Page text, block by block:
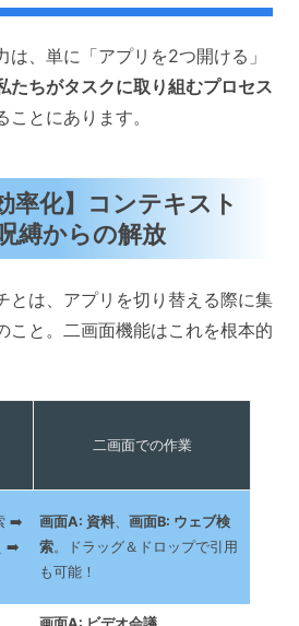
、単に「アプリを2つ開ける」
たちがタスクに取り組むプロセス
ことにあります。
率化】コンテキスト
縛からの解放
とは、アプリを切り替える際に集
こと。二画面機能はこれを根本的
二画面での作業
➡️
➡️
画面A: 資料、 画面B: ウェブ検
索。ドラッグ＆ドロップで引用
も可能！